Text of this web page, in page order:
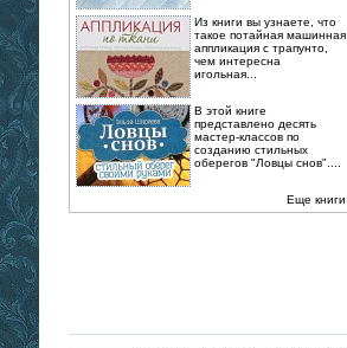
Из книги вы узнаете, что
такое потайная машинная
аппликация с трапунто,
чем интересна
игольная...
В этой книге
представлено десять
мастер-классов по
созданию стильных
оберегов "Ловцы снов"....
Еще книги